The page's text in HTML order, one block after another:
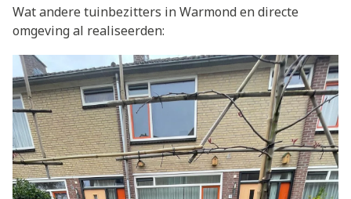
Wat andere tuinbezitters in Warmond en directe
omgeving al realiseerden: